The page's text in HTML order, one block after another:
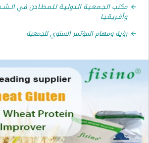
الـدولـيـة لـلـمـطـاحن في الــشــرق الأوســط
ومهام المؤتمر السنوي للجمعية